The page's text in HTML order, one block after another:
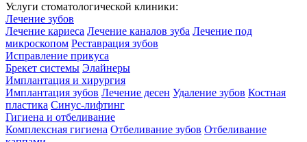
Услуги стоматологической клиники:
Лечение зубов
Лечение кариеса Лечение каналов зуба Лечение под
микроскопом Реставрация зубов
Исправление прикуса
Брекет системы Элайнеры
Имплантация и хирургия
Имплантация зубов Лечение десен Удаление зубов Костная
пластика Синус-лифтинг
Гигиена и отбеливание
Комплексная гигиена Отбеливание зубов Отбеливание